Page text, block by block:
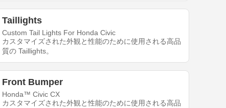
Taillights
Custom Tail Lights For Honda Civic
カスタマイズされた外観と性能のために使用される高品
質の Taillights。
Front Bumper
Honda™ Civic CX
カスタマイズされた外観と性能のために使用される高品